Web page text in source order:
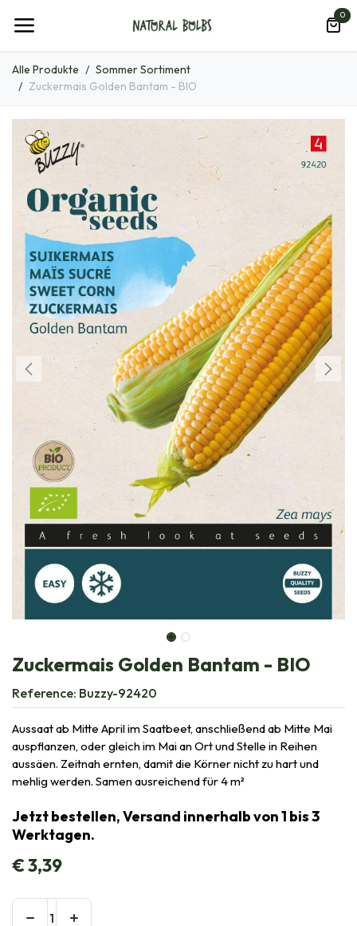
0
Alle Produkte
Sommer Sortiment
Zuckermais Golden Bantam - BIO
Zuckermais Golden Bantam - BIO
Reference: Buzzy-92420
Aussaat ab Mitte April im Saatbeet, anschließend ab Mitte Mai
auspflanzen, oder gleich im Mai an Ort und Stelle in Reihen
aussäen. Zeitnah ernten, damit die Körner nicht zu hart und
mehlig werden. Samen ausreichend für 4 m²
Jetzt bestellen, Versand innerhalb von 1 bis 3
Werktagen.
€3,39